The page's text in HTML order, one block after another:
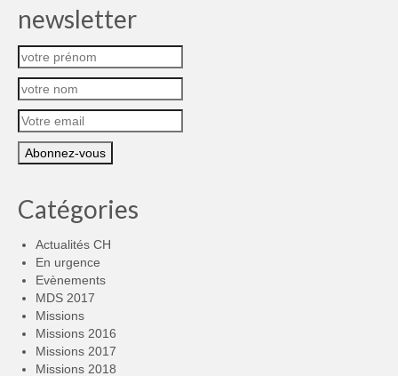
newsletter
Catégories
Actualités CH
En urgence
Evènements
MDS 2017
Missions
Missions 2016
Missions 2017
Missions 2018